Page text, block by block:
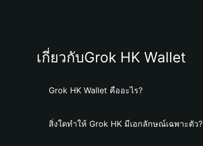
เกี่ยวกับGrok HK Wallet
Grok HK Wallet คืออะไร?
สิ่งใดทำให้ Grok HK มีเอกลักษณ์เฉพาะตัว?